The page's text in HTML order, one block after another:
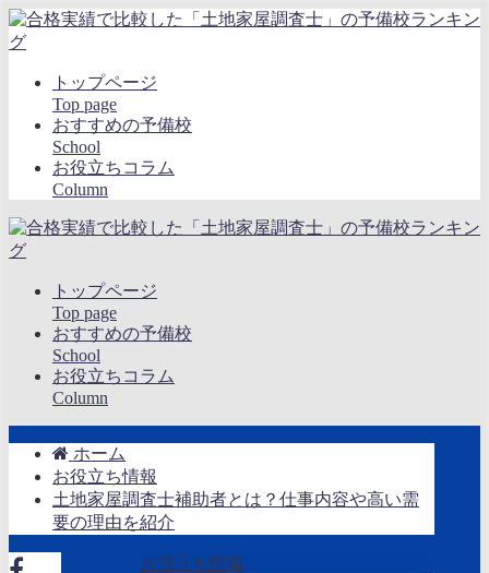
トップページ
Top page
おすすめの予備校
School
お役立ちコラム
Column
トップページ
Top page
おすすめの予備校
School
お役立ちコラム
Column
ホーム
お役立ち情報
土地家屋調査士補助者とは？仕事内容や高い需
要の理由を紹介
お役立ち情報